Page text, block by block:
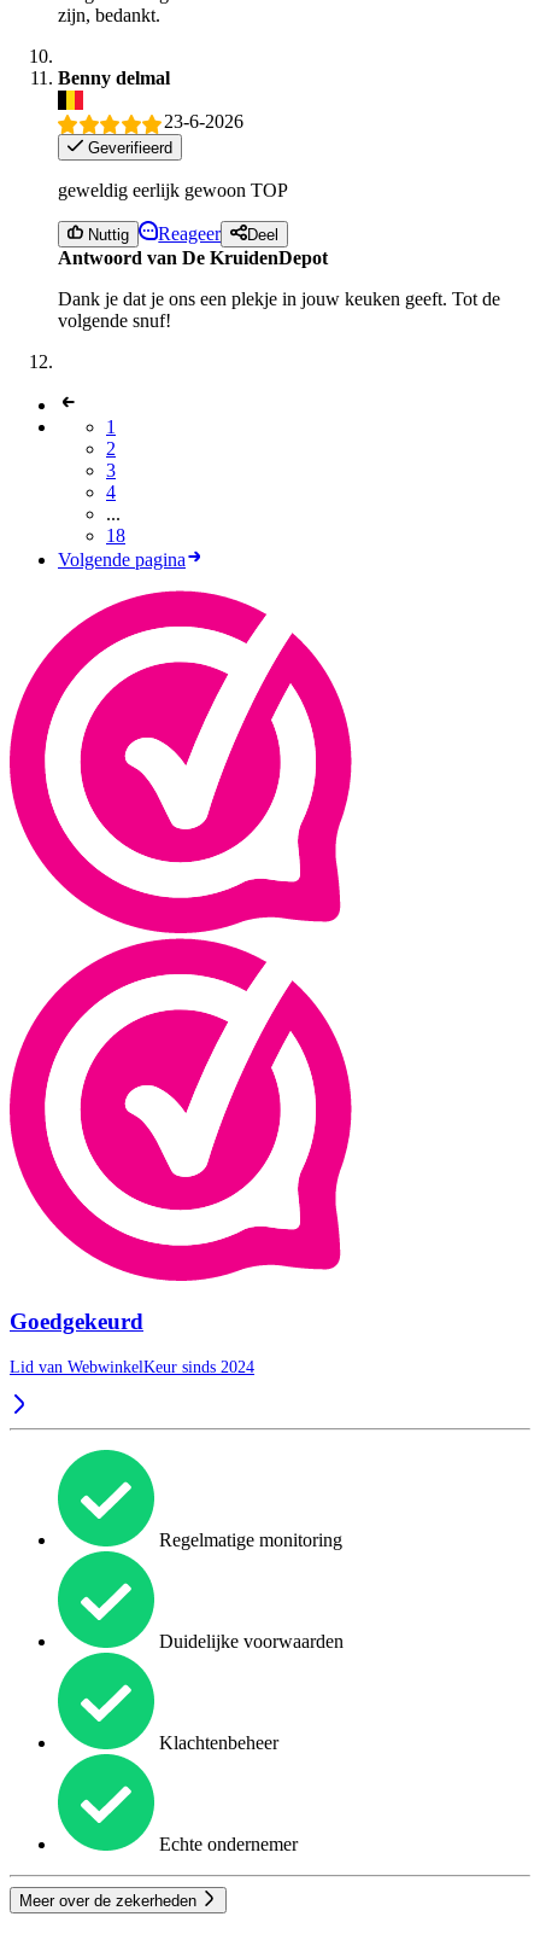
zijn, bedankt.
Benny delmal
23-6-2026
Geverifieerd
geweldig eerlijk gewoon TOP
Nuttig Reageer Deel
Antwoord van De KruidenDepot
Dank je dat je ons een plekje in jouw keuken geeft. Tot de
volgende snuf!
1
2
3
4
...
18
Volgende pagina
Goedgekeurd
Lid van WebwinkelKeur sinds 2024
Regelmatige monitoring
Duidelijke voorwaarden
Klachtenbeheer
Echte ondernemer
Meer over de zekerheden